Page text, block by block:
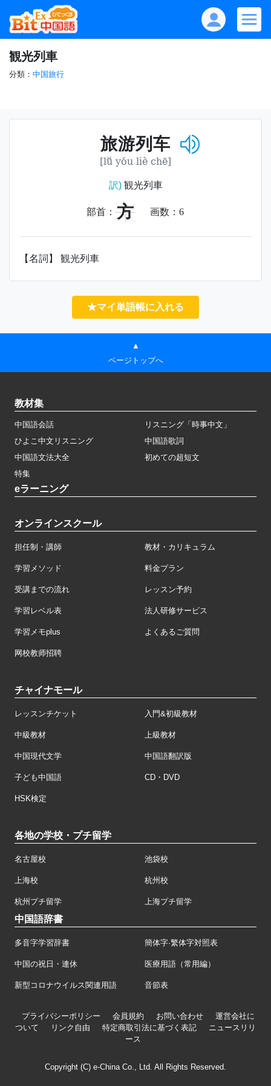
観光列車
分類： 中国旅行
旅游列车
[lǚ yóu liè chē]
訳)観光列車
部首： 方 画数： 6
【名詞】 観光列車
★マイ単語帳に入れる
▲
ページトップへ
教材集
中国語会話
リスニング「時事中文」
ひよこ中文リスニング
中国語歌詞
中国語文法大全
初めての超短文
特集
eラーニング
オンラインスクール
担任制・講師 教材・カリキュラム
学習メソッド 料金プラン
受講までの流れ レッスン予約
学習レベル表 法人研修サービス
学習メモplus よくあるご質問
网校教师招聘
チャイナモール
レッスンチケット 入門&初級教材
中級教材 上級教材
中国現代文学 中国語翻訳版
子ども中国語 CD・DVD
HSK検定
各地の学校・プチ留学
名古屋校 池袋校
上海校 杭州校
杭州プチ留学 上海プチ留学
中国語辞書
多音字学習辞書 簡体字·繁体字対照表
中国の祝日・連休 医療用語（常用編）
新型コロナウイルス関連用語 音節表
プライバシーポリシー 会員規約 お問い合わせ
運営会社に
ついて
リンク自由 特定商取引法に基づく表記
ニュースリリ
ース
Copyright (C) e-China Co., Ltd. All Rights Reserved.